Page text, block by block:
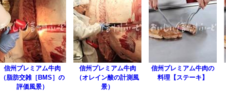
信州プレミアム牛肉
（脂肪交雑［BMS］の
評価風景）
信州プレミアム牛肉
（オレイン酸の計測風
景）
信州プレミアム牛肉の
料理【ステーキ】